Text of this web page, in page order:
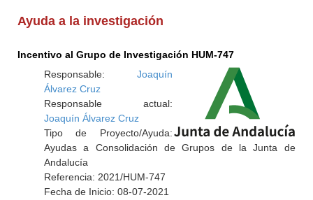
Ayuda a la investigación
Incentivo al Grupo de Investigación HUM-747
Responsable: Joaquín
Álvarez Cruz
Responsable actual:
Joaquín Álvarez Cruz
Tipo de Proyecto/Ayuda:
Ayudas a Consolidación de Grupos de la Junta de
Andalucía
Referencia: 2021/HUM-747
Fecha de Inicio: 08-07-2021